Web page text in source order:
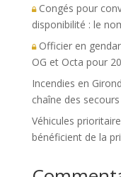
Congés pour
disponibilité : le
Officier en
OG et Octa pour
Incendies en
chaîne des secours
Véhicules
bénéficient de la